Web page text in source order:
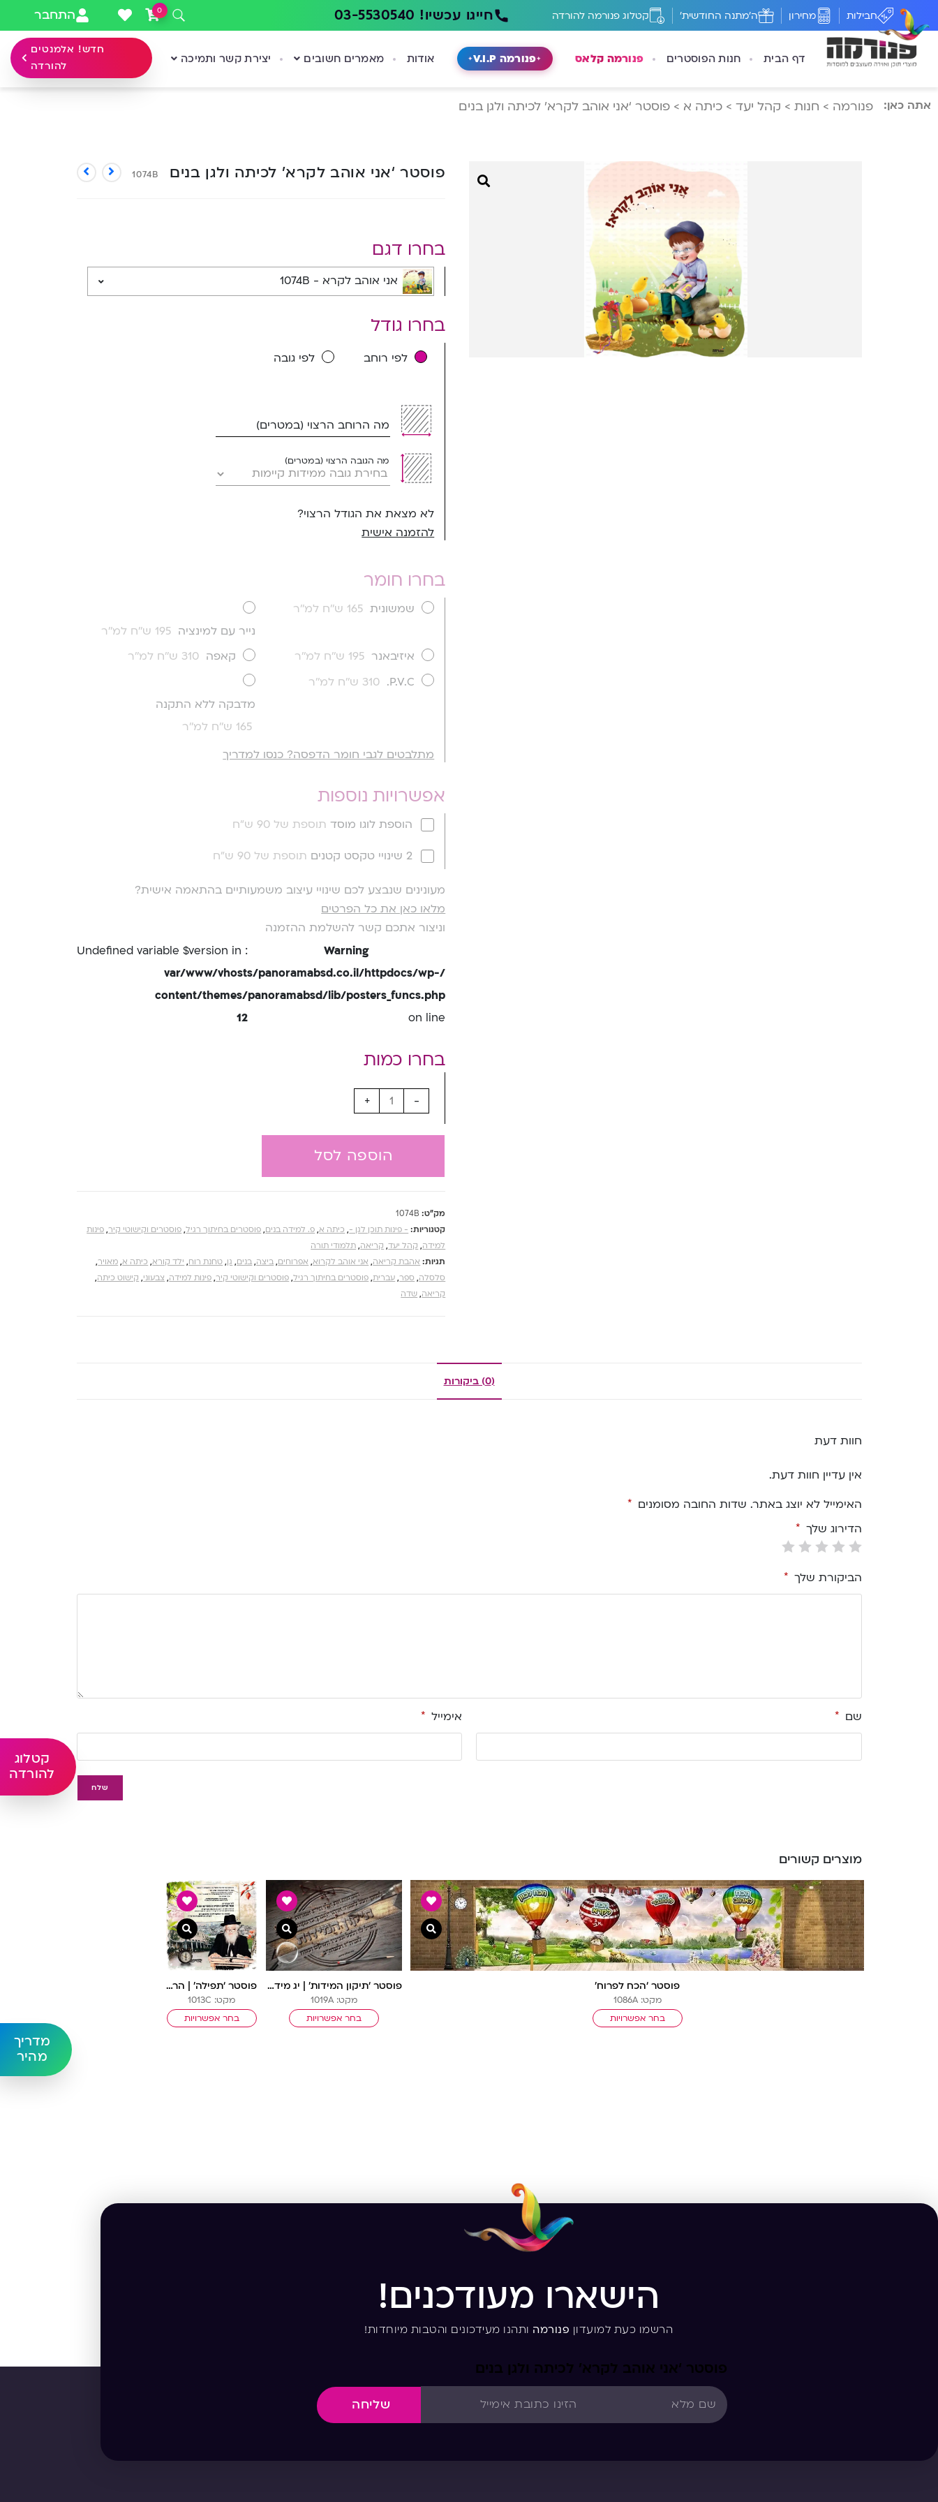
חבילות מחירון ה'מתנה החודשית' קטלוג פנורמה להורדה חייגו עכשיו! 03-5530540 0 התחבר
קטלוג
להורדה
מדריך
מהיר
דף הבית חנות הפוסטרים פנורמה קלאס פנורמה V.I.P אודות מאמרים חשובים יצירת קשר ותמיכה
חדש! אלמנטים
להורדה
אתה כאן: פנורמה > חנות > קהל יעד > כיתה א > פוסטר ‘אני אוהב לקרא’ לכיתה ולגן בנים
פוסטר ‘אני אוהב לקרא’ לכיתה ולגן בנים 1074B
בחרו דגם
אני אוהב לקרא - 1074B
בחרו גודל
לפי רוחב לפי גובה
מה הרוחב הרצוי (במטרים)
מה הגובה הרצוי (במטרים)
לא מצאת את הגודל הרצוי?
להזמנה אישית
בחרו חומר
שמשונית 165 ש''ח למ''ר
נייר עם למינציה 195 ש''ח למ''ר
איזיבאנר 195 ש''ח למ''ר קאפה 310 ש''ח למ''ר
P.V.C.
310 ש''ח למ''ר
מדבקה ללא התקנה
165 ש''ח למ''ר
מתלבטים לגבי חומר הדפסה? כנסו למדריך
אפשרויות נוספות
הוספת לוגו מוסד תוספת של 90 ש"ח
2 שינויי טקסט קטנים תוספת של 90 ש"ח
מעונינים שנבצע לכם שינויי עיצוב משמעותיים בהתאמה אישית?
מלאו כאן את כל הפרטים
וניצור אתכם קשר להשלמת ההזמנה
Warning
: Undefined variable $version in
/var/www/vhosts/panoramabsd.co.il/httpdocs/wp-
content/themes/panoramabsd/lib/posters_funcs.php
on line
12
-
+
הוספה לסל
מק"ט: 1074B
קטגוריות: - פינות תוכן לגן -, כיתה א, פ. למידה בנים, פוסטרים בחיתוך רגיל, פוסטרים וקישוטי קיר, פינות
למידה, קהל יעד, קריאה, תלמודי תורה
תגיות: אהבת קריאה, אני אוהב לקרוא, אפרוחים, ביצה, בנים, גן, טחנת רוח, ילד קורא, כיתה א, מאויר,
סלסלה, ספר, עברית, פוסטרים בחיתוך רגיל, פוסטרים וקישוטי קיר, פינות למידה, צבעוני, קישוט כיתה,
קריאה, שדה
(0) ביקורות
חוות דעת
אין עדיין חוות דעת.
האימייל לא יוצג באתר. שדות החובה מסומנים *
הדירוג שלך *
הביקורת שלך *
שם * אימייל *
מוצרים קשורים
פוסטר ‘הכח לפרוח’
מקט: 1086A
בחר אפשרויות
צפייה מהירה
פוסטר ‘תיקון המידות’ | יג מידות
מקט: 1019A
בחר אפשרויות
צפייה מהירה
פוסטר ‘תפילה’ | הרב שך
מקט: 1013C
בחר אפשרויות
צפייה מהירה
הישארו מעודכנים!
הרשמו כעת למועדון פנורמה ותהנו מעידכונים והטבות מיוחדות!
פוסטר ‘אני אוהב לקרא’ לכיתה ולגן בנים
שליחה